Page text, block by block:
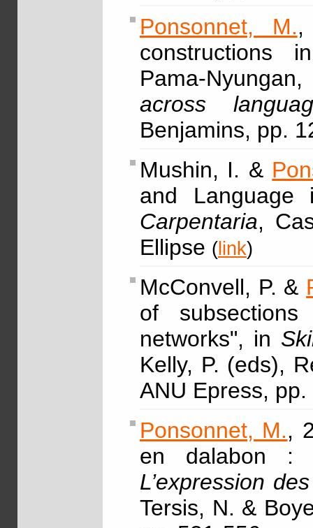
Ponsonnet, M.,
constructions
Pama-
across
Benjamins, pp.
Mushin, I. &
and
Carpentaria,
Ellipse ( link)
McConvell, P. &
of subsections
networks", in
Kelly, P. (eds),
ANU Epress,
Ponsonnet, M.,
en dalabon :
L’expression
Tersis, N. &